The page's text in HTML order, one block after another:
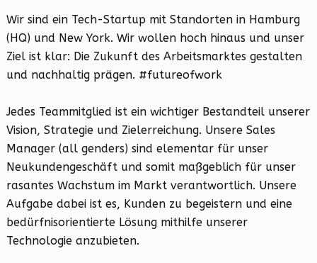
Wir sind ein Tech-Startup mit Standorten in Hamburg
(HQ) und New York. Wir wollen hoch hinaus und unser
Ziel ist klar: Die Zukunft des Arbeitsmarktes gestalten
und nachhaltig prägen. #futureofwork
Jedes Teammitglied ist ein wichtiger Bestandteil unserer
Vision, Strategie und Zielerreichung. Unsere Sales
Manager (all genders) sind elementar für unser
Neukundengeschäft und somit maßgeblich für unser
rasantes Wachstum im Markt verantwortlich. Unsere
Aufgabe dabei ist es, Kunden zu begeistern und eine
bedürfnisorientierte Lösung mithilfe unserer
Technologie anzubieten.